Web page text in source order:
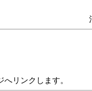
リンクします。